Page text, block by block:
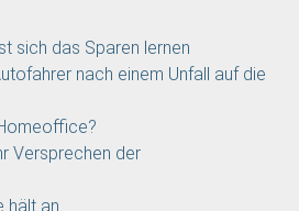
sich das Sparen lernen
nach einem Unfall auf die
Versprechen der
hält an